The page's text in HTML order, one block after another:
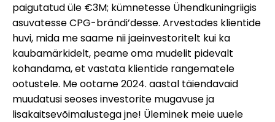
paigutatud üle €3M; kümnetesse Ühendkuningriigis
asuvatesse CPG-brändi’desse. Arvestades klientide
huvi, mida me saame nii jaeinvestoritelt kui ka
kaubamärkidelt, peame oma mudelit pidevalt
kohandama, et vastata klientide rangematele
ootustele. Me ootame 2024. aastal täiendavaid
muudatusi seoses investorite mugavuse ja
lisakaitsevõimalustega jne! Üleminek meie uuele